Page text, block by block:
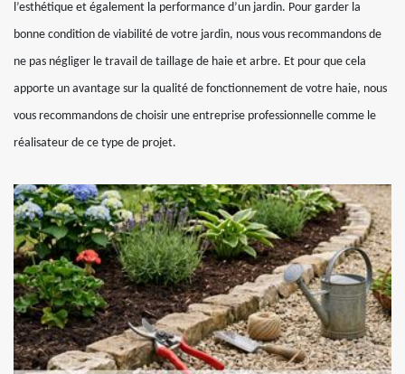
l’esthétique et également la performance d’un jardin. Pour garder la
bonne condition de viabilité de votre jardin, nous vous recommandons de
ne pas négliger le travail de taillage de haie et arbre. Et pour que cela
apporte un avantage sur la qualité de fonctionnement de votre haie, nous
vous recommandons de choisir une entreprise professionnelle comme le
réalisateur de ce type de projet.